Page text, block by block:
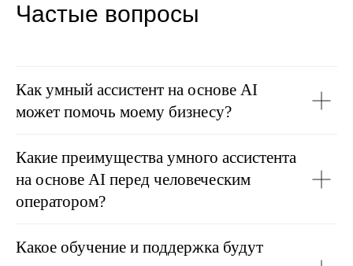
Частые вопросы
Как умный ассистент на основе AI
может помочь моему бизнесу?
Какие преимущества умного ассистента
на основе AI перед человеческим
оператором?
Какое обучение и поддержка будут